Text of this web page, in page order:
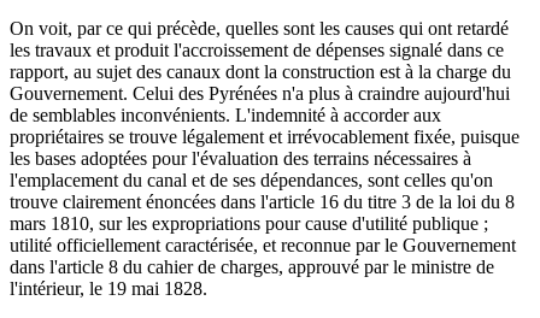
On voit, par ce qui précède, quelles sont les causes qui ont retardé
les travaux et produit l'accroissement de dépenses signalé dans ce
rapport, au sujet des canaux dont la construction est à la charge du
Gouvernement. Celui des Pyrénées n'a plus à craindre aujourd'hui
de semblables inconvénients. L'indemnité à accorder aux
propriétaires se trouve légalement et irrévocablement fixée, puisque
les bases adoptées pour l'évaluation des terrains nécessaires à
l'emplacement du canal et de ses dépendances, sont celles qu'on
trouve clairement énoncées dans l'article 16 du titre 3 de la loi du 8
mars 1810, sur les expropriations pour cause d'utilité publique ;
utilité officiellement caractérisée, et reconnue par le Gouvernement
dans l'article 8 du cahier de charges, approuvé par le ministre de
l'intérieur, le 19 mai 1828.